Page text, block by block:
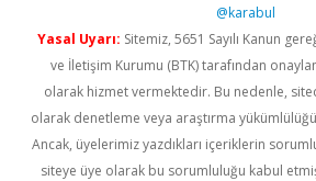
@karabul
Yasal Uyarı: Sitemiz, 5651 Sayılı Kanun
ve İletişim Kurumu (BTK) tarafından
olarak hizmet vermektedir. Bu nedenle,
olarak denetleme veya araştırma
Ancak, üyelerimiz yazdıkları içeriklerin
siteye üye olarak bu sorumluluğu kabul